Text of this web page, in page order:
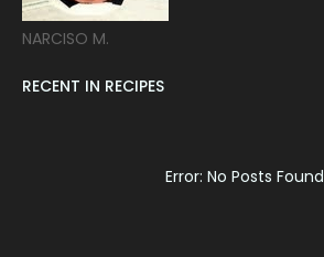
NARCISO M.
RECENT IN RECIPES
Error: No Posts Found